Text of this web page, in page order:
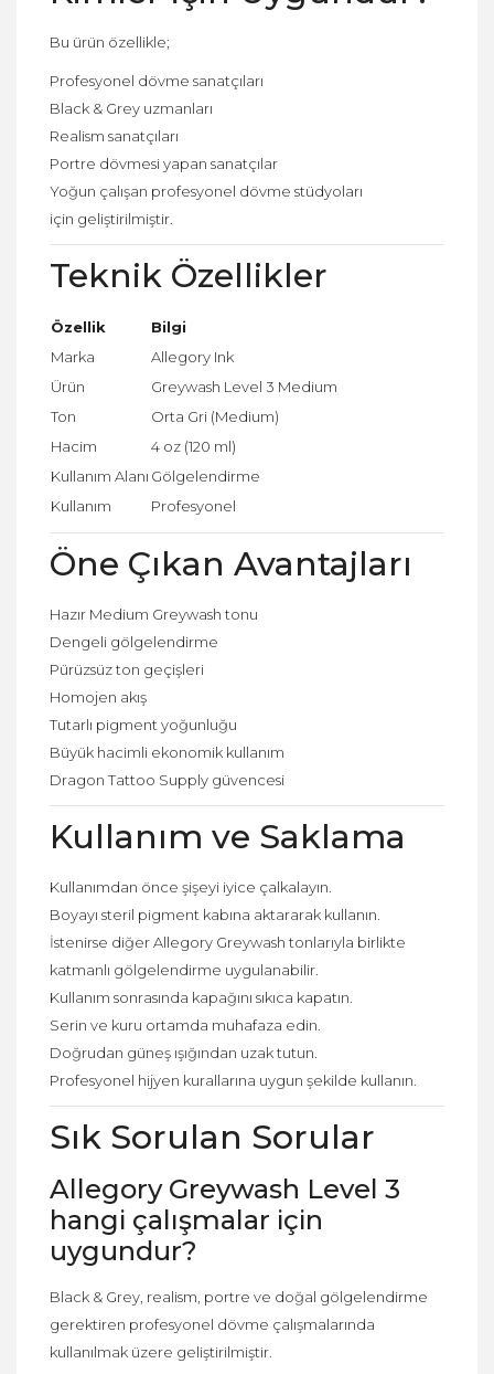
Bu ürün özellikle;
Profesyonel dövme sanatçıları
Black & Grey uzmanları
Realism sanatçıları
Portre dövmesi yapan sanatçılar
Yoğun çalışan profesyonel dövme stüdyoları
için geliştirilmiştir.
Teknik Özellikler
Özellik
Bilgi
Marka
Allegory Ink
Ürün
Greywash Level 3 Medium
Ton
Orta Gri (Medium)
Hacim
4 oz (120 ml)
Kullanım Alanı Gölgelendirme
Kullanım
Profesyonel
Öne Çıkan Avantajları
Hazır Medium Greywash tonu
Dengeli gölgelendirme
Pürüzsüz ton geçişleri
Homojen akış
Tutarlı pigment yoğunluğu
Büyük hacimli ekonomik kullanım
Dragon Tattoo Supply güvencesi
Kullanım ve Saklama
Kullanımdan önce şişeyi iyice çalkalayın.
Boyayı steril pigment kabına aktararak kullanın.
İstenirse diğer Allegory Greywash tonlarıyla birlikte
katmanlı gölgelendirme uygulanabilir.
Kullanım sonrasında kapağını sıkıca kapatın.
Serin ve kuru ortamda muhafaza edin.
Doğrudan güneş ışığından uzak tutun.
Profesyonel hijyen kurallarına uygun şekilde kullanın.
Sık Sorulan Sorular
Allegory Greywash Level 3
hangi çalışmalar için
uygundur?
Black & Grey, realism, portre ve doğal gölgelendirme
gerektiren profesyonel dövme çalışmalarında
kullanılmak üzere geliştirilmiştir.